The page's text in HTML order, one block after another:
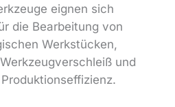
eignen sich
die Bearbeitung von
Werkstücken,
und